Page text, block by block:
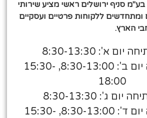
סניף ירושלים ראשי מציע שירותי
ללקוחות פרטיים ועסקיים
הארץ.
א': 8:30-13:30
שעות פתיחה יום ב': 8:30-13:00, 15:30-
18:00
ג': 8:30-13:30
שעות פתיחה יום ד': 8:30-13:00, 15:30-